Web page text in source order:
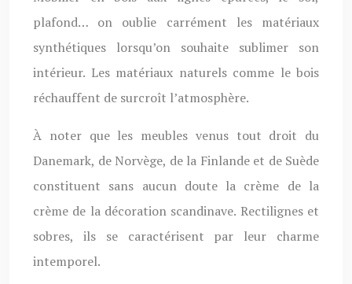
plafond… on oublie carrément les matériaux
synthétiques lorsqu’on souhaite sublimer son
intérieur. Les matériaux naturels comme le bois
réchauffent de surcroît l’atmosphère.
À noter que les meubles venus tout droit du
Danemark, de Norvège, de la Finlande et de Suède
constituent sans aucun doute la crème de la
crème de la décoration scandinave. Rectilignes et
sobres, ils se caractérisent par leur charme
intemporel.